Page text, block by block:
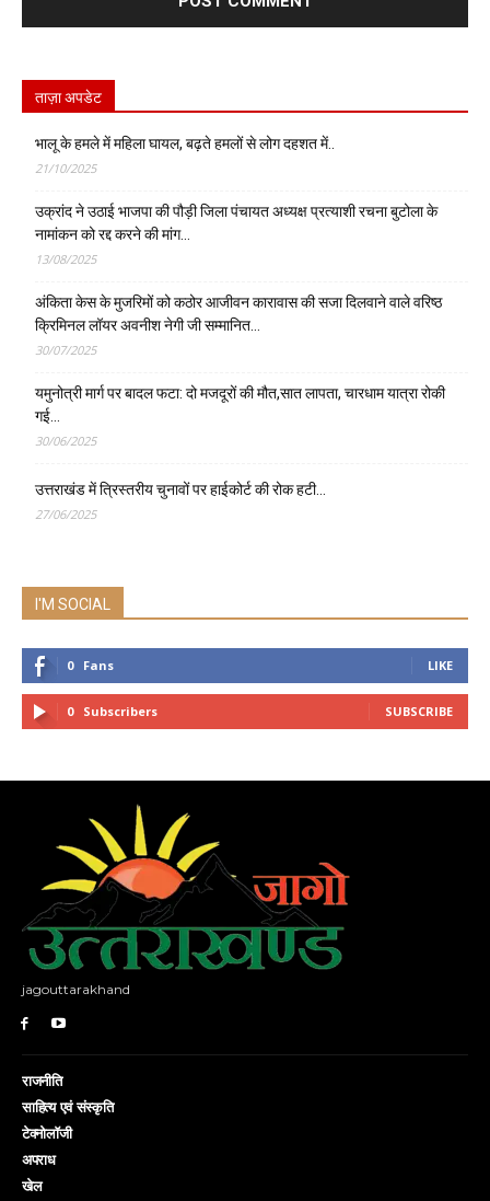
ताज़ा अपडेट
भालू के हमले में महिला घायल, बढ़ते हमलों से लोग दहशत में..
21/10/2025
उक्रांद ने उठाई भाजपा की पौड़ी जिला पंचायत अध्यक्ष प्रत्याशी रचना बुटोला के
नामांकन को रद्द करने की मांग…
13/08/2025
अंकिता केस के मुजरिमों को कठोर आजीवन कारावास की सजा दिलवाने वाले वरिष्ठ
क्रिमिनल लॉयर अवनीश नेगी जी सम्मानित…
30/07/2025
यमुनोत्री मार्ग पर बादल फटा: दो मजदूरों की मौत,सात लापता, चारधाम यात्रा रोकी
गई…
30/06/2025
उत्तराखंड में त्रिस्तरीय चुनावों पर हाईकोर्ट की रोक हटी…
27/06/2025
I'M SOCIAL
0 Fans LIKE
0 Subscribers SUBSCRIBE
jagouttarakhand
राजनीति
साहित्य एवं संस्कृति
टेक्नोलॉजी
अपराध
खेल